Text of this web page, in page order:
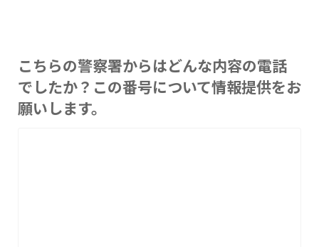
こちらの警察署からはどんな内容の電話
でしたか？この番号について情報提供をお
願いします。